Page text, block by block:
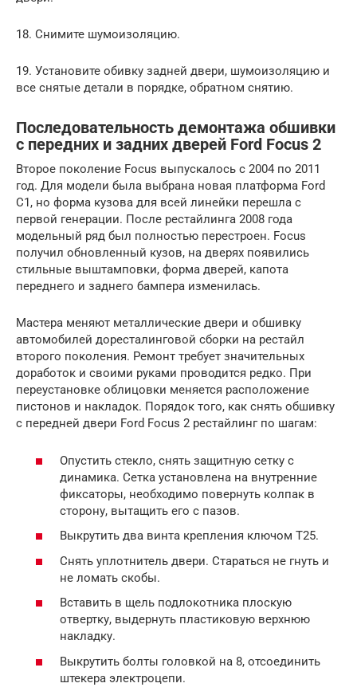
18. Снимите шумоизоляцию.
19. Установите обивку задней двери, шумоизоляцию и
все снятые детали в порядке, обратном снятию.
Последовательность демонтажа обшивки
с передних и задних дверей Ford Focus 2
Второе поколение Focus выпускалось с 2004 по 2011
год. Для модели была выбрана новая платформа Ford
C1, но форма кузова для всей линейки перешла с
первой генерации. После рестайлинга 2008 года
модельный ряд был полностью перестроен. Focus
получил обновленный кузов, на дверях появились
стильные выштамповки, форма дверей, капота
переднего и заднего бампера изменилась.
Мастера меняют металлические двери и обшивку
автомобилей доресталинговой сборки на рестайл
второго поколения. Ремонт требует значительных
доработок и своими руками проводится редко. При
переустановке облицовки меняется расположение
пистонов и накладок. Порядок того, как снять обшивку
с передней двери Ford Focus 2 рестайлинг по шагам:
Опустить стекло, снять защитную сетку с
динамика. Сетка установлена на внутренние
фиксаторы, необходимо повернуть колпак в
сторону, вытащить его с пазов.
Выкрутить два винта крепления ключом Т25.
Снять уплотнитель двери. Стараться не гнуть и
не ломать скобы.
Вставить в щель подлокотника плоскую
отвертку, выдернуть пластиковую верхнюю
накладку.
Выкрутить болты головкой на 8, отсоединить
штекера электроцепи.